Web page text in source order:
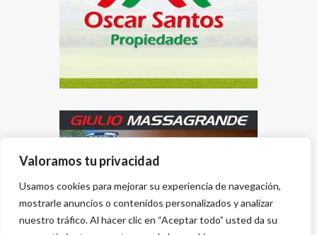
Valoramos tu privacidad
Usamos cookies para mejorar su experiencia de navegación,
mostrarle anuncios o contenidos personalizados y analizar
nuestro tráfico. Al hacer clic en “Aceptar todo” usted da su